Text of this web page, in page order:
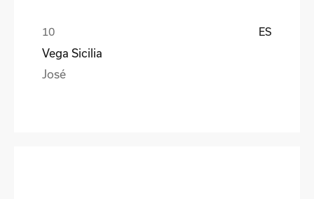
ES
Vega Sicilia
José